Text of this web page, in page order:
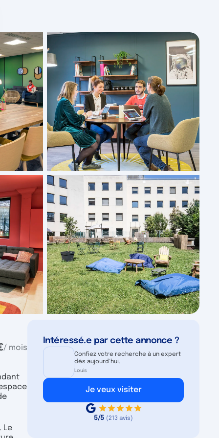
/ mois
Le
Intéressé.e par cette annonce ?
Confiez votre recherche à un expert
dès aujourd’hui.
Louis
Je veux visiter
5/5 (213 avis)